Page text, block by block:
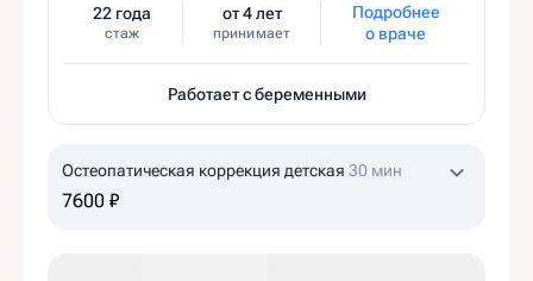
22 года
стаж
от 4 лет
принимает
Подробнее
о враче
Работает с беременными
Остеопатическая коррекция детская 30 мин
7600 ₽